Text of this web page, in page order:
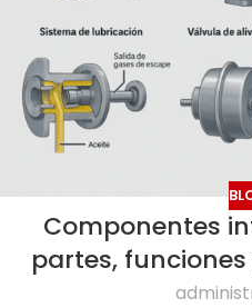
Componentes
partes,